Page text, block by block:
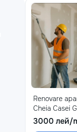
Renovare
Cheia Casei
3000 лей/